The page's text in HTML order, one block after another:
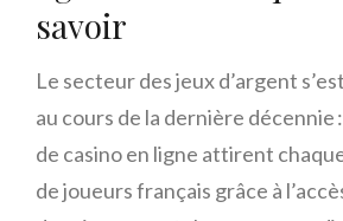
savoir
Le secteur des jeux d’argent
au cours de la dernière décennie
de casino en ligne attirent
de joueurs français grâce à